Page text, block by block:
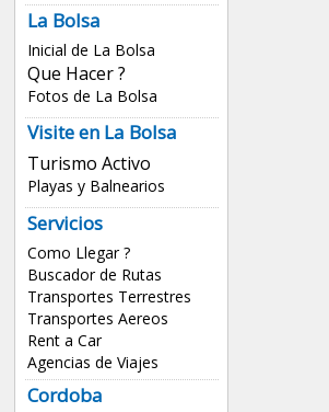
La Bolsa
Inicial de La Bolsa
Que Hacer ?
Fotos de La Bolsa
Visite en La Bolsa
Turismo Activo
Playas y Balnearios
Servicios
Como Llegar ?
Buscador de Rutas
Transportes Terrestres
Transportes Aereos
Rent a Car
Agencias de Viajes
Cordoba